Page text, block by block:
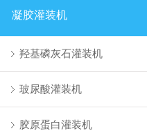
凝胶灌装机
羟基磷灰石灌装机
玻尿酸灌装机
胶原蛋白灌装机